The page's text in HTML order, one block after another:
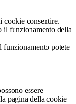
cookie consentire.
il funzionamento della
funzionamento potete
essere
pagina della cookie